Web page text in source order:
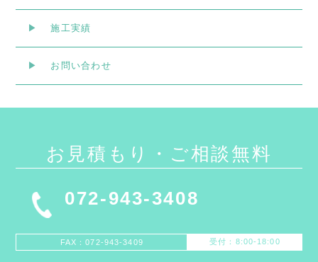
施工実績
お問い合わせ
お見積もり・ご相談無料
072-943-3408
FAX：072-943-3409 受付：8:00-18:00